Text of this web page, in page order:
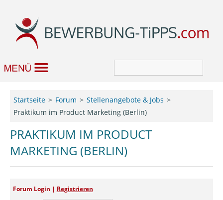
Job & Karriere
Bewerbungseditor
Startseite Forum
Stellenangebote & Jobs
Praktikum im Product Marketing (Berlin)
PRAKTIKUM IM PRODUCT
MARKETING (BERLIN)
Forum Login | Registrieren